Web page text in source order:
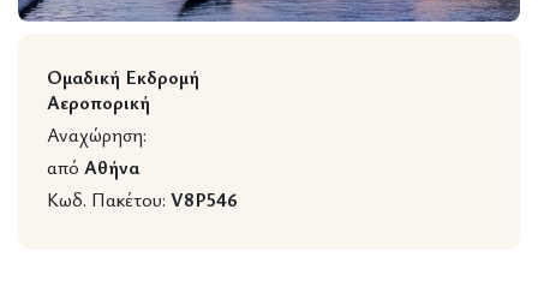
Ομαδική Εκδρομή
Αεροπορική
Αναχώρηση:
από Αθήνα
Κωδ. Πακέτου: V8P546